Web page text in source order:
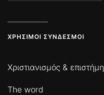
ΧΡΉΣΙΜΟΙ ΣΎΝΔΕΣΜΟΙ
Χριστιανισμός & επιστήμη
The word